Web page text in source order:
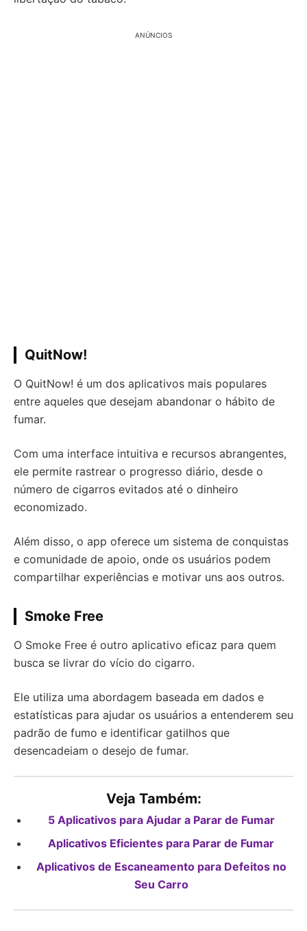
ANÚNCIOS
QuitNow!
O QuitNow! é um dos aplicativos mais populares
entre aqueles que desejam abandonar o hábito de
fumar.
Com uma interface intuitiva e recursos abrangentes,
ele permite rastrear o progresso diário, desde o
número de cigarros evitados até o dinheiro
economizado.
Além disso, o app oferece um sistema de conquistas
e comunidade de apoio, onde os usuários podem
compartilhar experiências e motivar uns aos outros.
Smoke Free
O Smoke Free é outro aplicativo eficaz para quem
busca se livrar do vício do cigarro.
Ele utiliza uma abordagem baseada em dados e
estatísticas para ajudar os usuários a entenderem seu
padrão de fumo e identificar gatilhos que
desencadeiam o desejo de fumar.
Veja Também:
5 Aplicativos para Ajudar a Parar de Fumar
Aplicativos Eficientes para Parar de Fumar
Aplicativos de Escaneamento para Defeitos no
Seu Carro